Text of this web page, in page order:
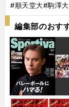
#順天堂大#駒澤大
編集部のおす